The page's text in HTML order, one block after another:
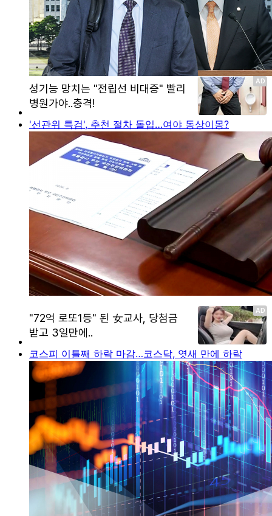
'선관위 특검', 추천 절차 돌입…여야 동상이몽?
코스피 이틀째 하락 마감…코스닥, 엿새 만에 하락